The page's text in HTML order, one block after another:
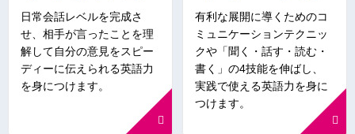
日常会話レベルを完成さ
せ、相手が言ったことを理
解して自分の意見をスピー
ディーに伝えられる英語力
を身につけます。
有利な展開に導くためのコ
ミュニケーションテクニッ
クや「聞く・話す・読む・
書く」の4技能を伸ばし、
実践で使える英語力を身に
つけます。